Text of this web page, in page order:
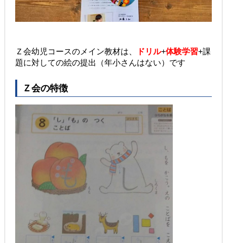
Ｚ会幼児コースのメイン教材は、 ドリル+体験学習+課
題に対しての絵の提出（年小さんはない）です
Ｚ会の特徴